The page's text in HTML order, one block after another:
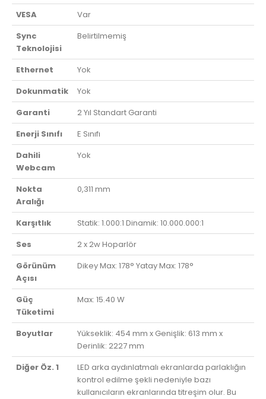
VESA
Var
Sync
Teknolojisi
Belirtilmemiş
Ethernet
Yok
Dokunmatik
Yok
Garanti
2 Yıl Standart Garanti
Enerji Sınıfı
E Sınıfı
Dahili
Webcam
Yok
Nokta
Aralığı
0,311 mm
Karşıtlık
Statik: 1.000:1 Dinamik: 10.000.000:1
Ses
2 x 2w Hoparlör
Görünüm
Açısı
Dikey Max: 178° Yatay Max: 178°
Güç
Tüketimi
Max: 15.40 W
Boyutlar
Yükseklik: 454 mm x Genişlik: 613 mm x
Derinlik: 2227 mm
Diğer Öz. 1
LED arka aydınlatmalı ekranlarda parlaklığın
kontrol edilme şekli nedeniyle bazı
kullanıcıların ekranlarında titreşim olur. Bu